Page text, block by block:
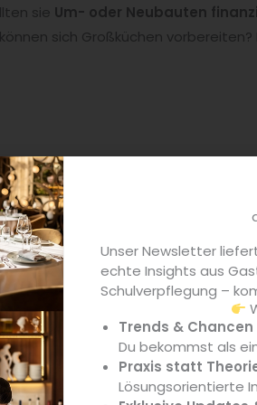
sie Um- oder Neubauten
sich Großküchen
Einfluss auf die
für Großküchen?
an den Vorgaben des
Kriterien
in ihre
gleichzeitig das Risiko von
Unser Newsletter
echte Insights aus
Schulverpflegung –
Trends & Chancen
Du bekommst als
Praxis statt
Lösungsorientierte